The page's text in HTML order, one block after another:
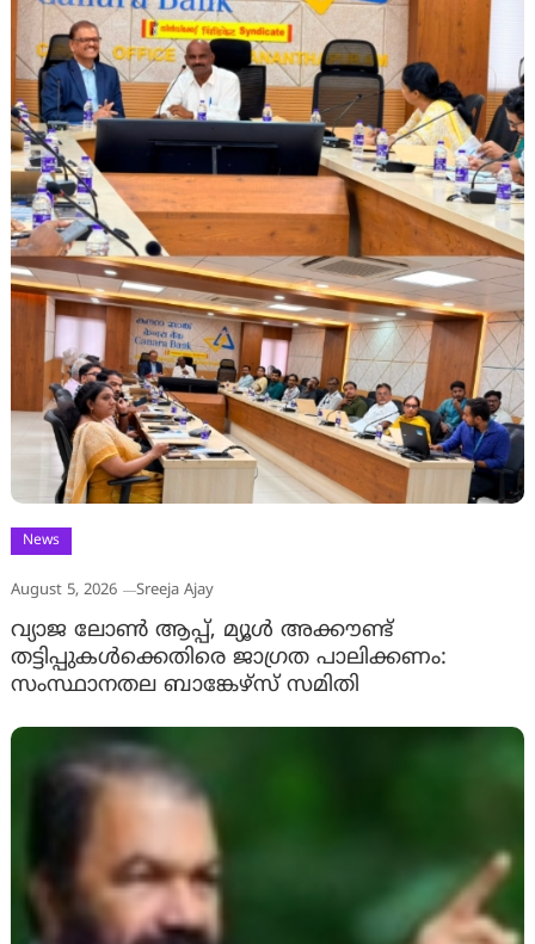
News
August 5, 2026 Sreeja Ajay
വ്യാജ ലോൺ ആപ്പ്, മ്യൂൾ അക്കൗണ്ട്
തട്ടിപ്പുകൾക്കെതിരെ ജാ​ഗ്രത പാലിക്കണം:
സംസ്ഥാനതല ബാങ്കേഴ്സ് സമിതി